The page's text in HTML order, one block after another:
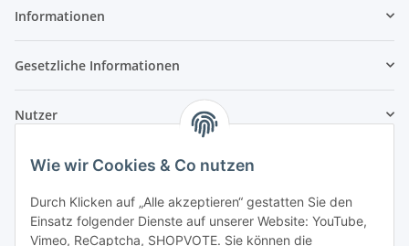
Wie wir Cookies & Co nutzen
Durch Klicken auf „Alle akzeptieren“ gestatten Sie den
Einsatz folgender Dienste auf unserer Website: YouTube,
Vimeo, ReCaptcha, SHOPVOTE. Sie können die
Informationen
Gesetzliche Informationen
Nutzer